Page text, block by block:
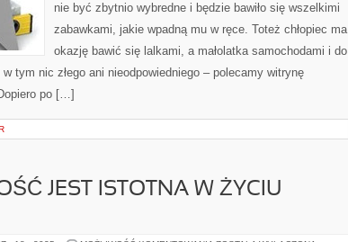
nie być zbytnio wybredne i będzie bawiło się wszelkimi
zabawkami, jakie wpadną mu w ręce. Toteż chłopiec ma
okazję bawić się lalkami, a małolatka samochodami i do
tym nic złego ani nieodpowiedniego – polecamy witrynę
po […]
JEST ISTOTNA W ŻYCIU